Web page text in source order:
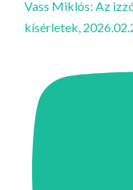
Vass Miklós: Az
kísérletek,